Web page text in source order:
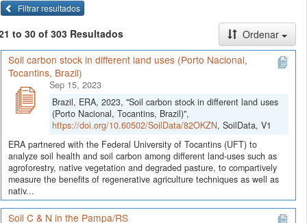
Filtrar resultados
to 30 of 303 Resultados
Ordenar
Soil carbon stock in different land uses (Porto Nacional,
Tocantins, Brazil)
Sep 15, 2023
Brazil, ERA, 2023, "Soil carbon stock in different land uses
(Porto Nacional, Tocantins, Brazil)",
https://doi.org/10.60502/SoilData/82OKZN, SoilData, V1
ERA partnered with the Federal University of Tocantins (UFT) to
analyze soil health and soil carbon among different land-uses such as
agroforestry, native vegetation and degraded pasture, to compartively
measure the benefits of regenerative agriculture techniques as well as
nativ...
Soil C & N in the Pampa/RS